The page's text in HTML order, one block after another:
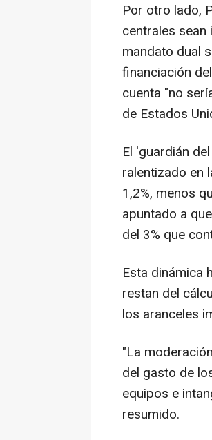
Por otro lado,
centrales sean
mandato dual
financiación
cuenta "no
de Estados
El 'guardián
ralentizado en
1,2%, menos
apuntado a
del 3% que
Esta dinámica
restan del
los aranceles
"La
del gasto de
equipos e
resumido.